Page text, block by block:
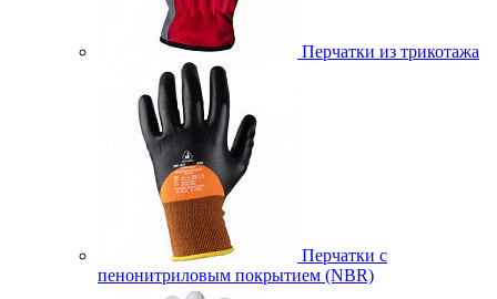
Перчатки из трикотажа
Перчатки с
пенонитриловым покрытием (NBR)